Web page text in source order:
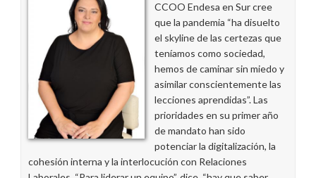
CCOO Endesa en Sur cree
que la pandemia “ha disuelto
el skyline de las certezas que
teníamos como sociedad,
hemos de caminar sin miedo y
asimilar conscientemente las
lecciones aprendidas”. Las
prioridades en su primer año
de mandato han sido
potenciar la digitalización, la
cohesión interna y la interlocución con Relaciones